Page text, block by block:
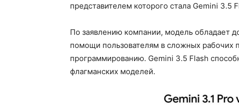
представителем которого стала Gemini 3.5
По заявлению компании, модель обладает
помощи пользователям в сложных рабочих
программированию. Gemini 3.5 Flash
флагманских моделей.